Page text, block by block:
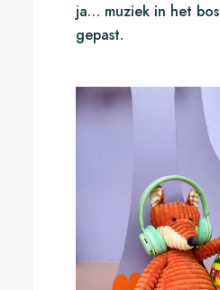
ja… muziek in het
gepast.